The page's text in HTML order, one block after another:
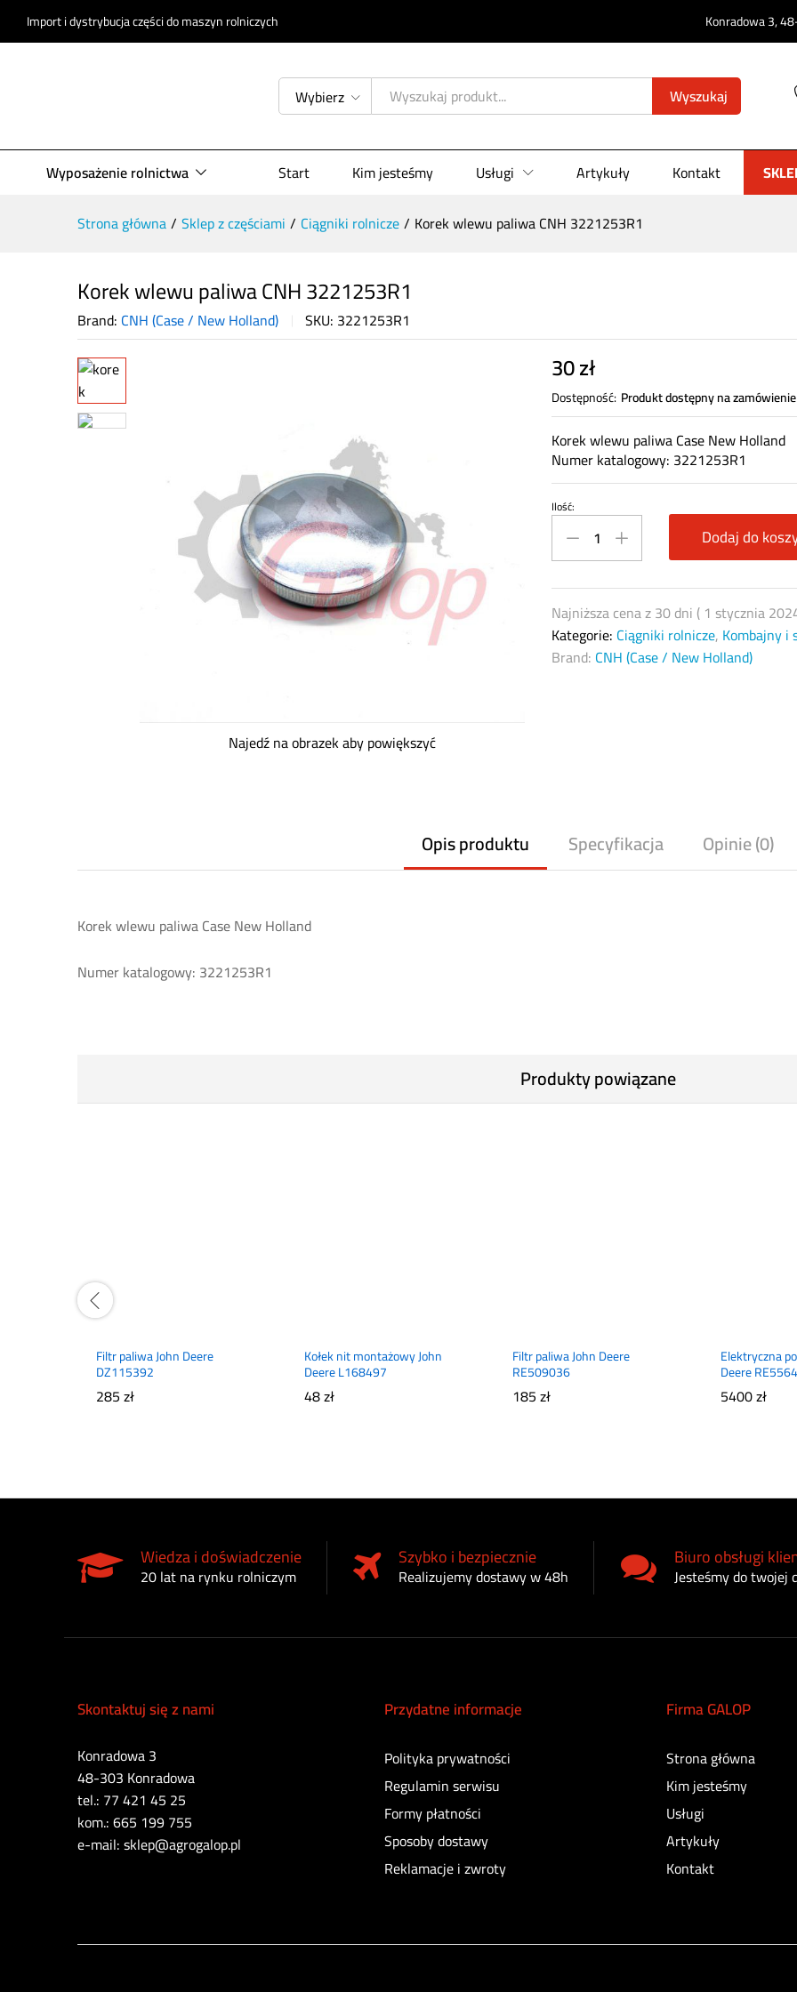
Import i dystrybucja części do maszyn rolniczych Konradowa 3,
Wybierz Wyszukaj
Wyposażenie rolnictwa Start Kim jesteśmy Usługi Artykuły Kontakt
Strona główna/ Sklep z częściami / Ciągniki rolnicze/ Korek wlewu paliwa CNH 3221253R1
Korek wlewu paliwa CNH 3221253R1
Brand: CNH (Case / New Holland) SKU: 3221253R1
Najedź na obrazek aby powiększyć
30zł
Dostępność: Produkt dostępny na zamówienie
Korek wlewu paliwa Case New Holland
Numer katalogowy: 3221253R1
Korek
wlewu
paliwa
quantity
Ilość:
Dodaj do
Najniższa cena z 30 dni ( 1 stycznia
Kategorie: Ciągniki rolnicze, Kombajny i
Brand: CNH (Case / New Holland)
Opis produktu Specyfikacja Opinie (0)
Korek wlewu paliwa Case New Holland
Numer katalogowy: 3221253R1
Produkty powiązane
Filtr paliwa John Deere
DZ115392
285zł
Kołek nit montażowy John
Deere L168497
48zł
Filtr paliwa John Deere
RE509036
185zł
Elektryczna
Deere
5400zł
Wiedza i doświadczenie
20 lat na rynku rolniczym
Szybko i bezpiecznie
Realizujemy dostawy w 48h
Biuro obsługi
Jesteśmy do twojej
Skontaktuj się z nami
Konradowa 3
48-303 Konradowa
tel.: 77 421 45 25
kom.: 665 199 755
e-mail: sklep@agrogalop.pl
Przydatne informacje
Polityka prywatności
Regulamin serwisu
Formy płatności
Sposoby dostawy
Reklamacje i zwroty
Firma GALOP
Strona główna
Kim jesteśmy
Usługi
Artykuły
Kontakt
Opis produktu Specyfikacja